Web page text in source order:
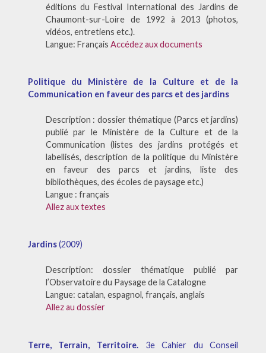
éditions du Festival International des Jardins de
Chaumont-sur-Loire de 1992 à 2013 (photos,
vidéos, entretiens etc.).
Langue: Français Accédez aux documents
Politique du Ministère de la Culture et de la
Communication en faveur des parcs et des jardins
Description : dossier thématique (Parcs et jardins)
publié par le Ministère de la Culture et de la
Communication (listes des jardins protégés et
labellisés, description de la politique du Ministère
en faveur des parcs et jardins, liste des
bibliothèques, des écoles de paysage etc.)
Langue : français
Allez aux textes
Jardins(2009)
Description: dossier thématique publié par
l’Observatoire du Paysage de la Catalogne
Langue: catalan, espagnol, français, anglais
Allez au dossier
Terre, Terrain, Territoire.3e Cahier du Conseil